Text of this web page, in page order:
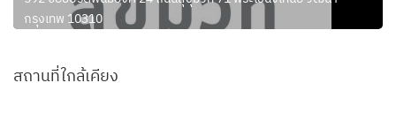
กรุงเทพ 10310
สถานที่ใกล้เคียง